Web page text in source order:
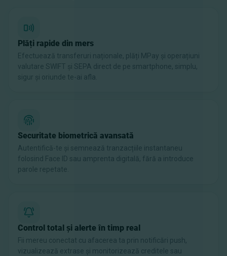
Plăți rapide din mers
Efectuează transferuri naționale, plăți MPay și operațiuni
valutare SWIFT și SEPA direct de pe smartphone, simplu,
sigur și oriunde te-ai afla.
Securitate biometrică avansată
Autentifică-te și semnează tranzacțiile instantaneu
folosind Face ID sau amprenta digitală, fără a introduce
parole repetate.
Control total și alerte în timp real
Fii mereu conectat cu afacerea ta prin notificări push,
vizualizează extrase și monitorizează creditele sau